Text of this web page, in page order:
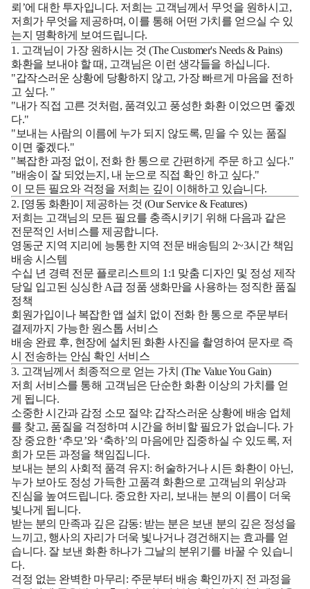
뢰’에 대한 투자입니다. 저희는 고객님께서 무엇을 원하시고,
저희가 무엇을 제공하며, 이를 통해 어떤 가치를 얻으실 수 있
는지 명확하게 보여드립니다.
1. 고객님이 가장 원하시는 것 (The Customer's Needs & Pains)
화환을 보내야 할 때, 고객님은 이런 생각들을 하십니다.
"갑작스러운 상황에 당황하지 않고, 가장 빠르게 마음을 전하
고 싶다. "
"내가 직접 고른 것처럼, 품격있고 풍성한 화환 이었으면 좋겠
다."
"보내는 사람의 이름에 누가 되지 않도록, 믿을 수 있는 품질
이면 좋겠다."
"복잡한 과정 없이, 전화 한 통으로 간편하게 주문하고 싶다."
"배송이 잘 되었는지, 내 눈으로 직접 확인하고 싶다."
이 모든 필요와 걱정을 저희는 깊이 이해하고 있습니다.
2. [영동 화환]이 제공하는 것 (Our Service & Features)
저희는 고객님의 모든 필요를 충족시키기 위해 다음과 같은
전문적인 서비스를 제공합니다.
영동군 지역 지리에 능통한 지역 전문 배송팀의 2~3시간 책임
배송 시스템
수십 년 경력 전문 플로리스트의 1:1 맞춤 디자인 및 정성 제작
당일 입고된 싱싱한 A급 정품 생화만을 사용하는 정직한 품질
정책
회원가입이나 복잡한 앱 설치 없이 전화 한 통으로 주문부터
결제까지 가능한 원스톱 서비스
배송 완료 후, 현장에 설치된 화환사진을 촬영하여 문자로 즉
시 전송하는 안심 확인 서비스
3. 고객님께서 최종적으로 얻는 가치 (The Value You Gain)
저희 서비스를 통해 고객님은 단순한 화환 이상의 가치를 얻
게 됩니다.
소중한 시간과 감정 소모 절약: 갑작스러운 상황에 배송 업체
를 찾고, 품질을 걱정하며 시간을 허비할 필요가 없습니다. 가
장 중요한 ‘추모’와 ‘축하’의 마음에만 집중하실 수 있도록, 저
희가 모든 과정을 책임집니다.
보내는 분의 사회적 품격 유지:허술하거나 시든 화환이 아닌,
누가 보아도 정성 가득한 고품격 화환으로 고객님의 위상과
진심을 높여드립니다. 중요한 자리, 보내는 분의 이름이 더욱
빛나게 됩니다.
받는 분의 만족과 깊은 감동: 받는 분은 보낸 분의 깊은 정성을
느끼고, 행사의 자리가 더욱 빛나거나 경건해지는 효과를 얻
습니다. 잘 보낸 화환 하나가 그날의 분위기를 바꿀 수 있습니
다.
걱정 없는 완벽한 마무리: 주문부터 배송 확인까지 전 과정을